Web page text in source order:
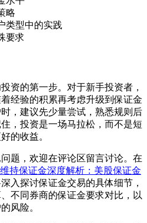
略
类型中的实践
要求
资的第一步。对于新手投资者，
经验的积累再考虑升级到保证金
，建议先少量尝试，熟悉规则后
，投资是一场马拉松，而不是短
的收益。
题，欢迎在评论区留言讨论。在
持保证金深度解析：美股保证金
入探讨保证金交易的具体细节，
不同券商的保证金要求对比，以
风险。